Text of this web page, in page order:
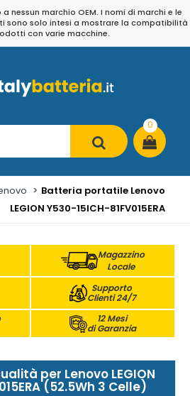
marchio OEM. I nomi di marchi e le
sono solo intesi a mostrare la compatibilità
con varie macchine.
0
Batteria portatile Lenovo
LEGION Y530-15ICH-81FV015ERA
Magazzino
Locale
Supporto
Clienti 24/7
12 Mesi
di Garanzia
per Lenovo LEGION
(52.5Wh 3 Celle)